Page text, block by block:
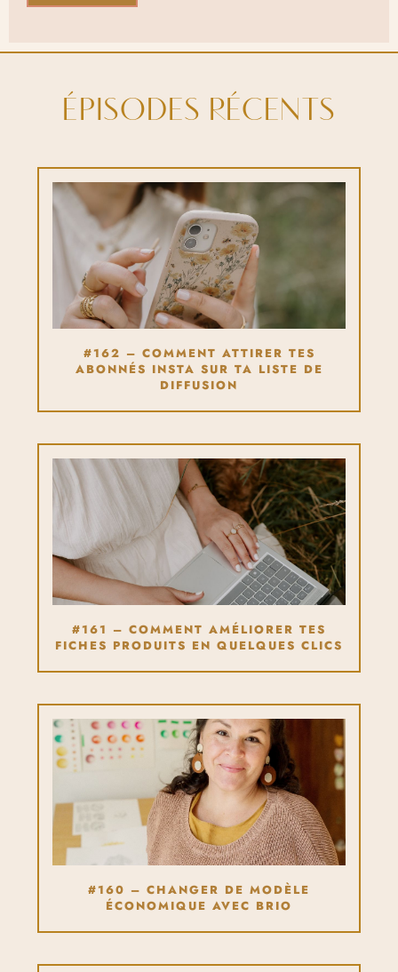
ÉPISODES RÉCENTS
#162 – COMMENT ATTIRER TES
ABONNÉS INSTA SUR TA LISTE DE
DIFFUSION
#161 – COMMENT AMÉLIORER TES
FICHES PRODUITS EN QUELQUES CLICS
#160 – CHANGER DE MODÈLE
ÉCONOMIQUE AVEC BRIO